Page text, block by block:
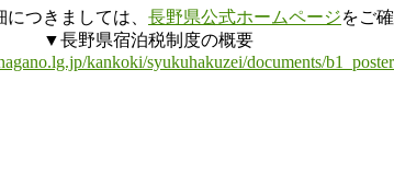
つきましては、 長野県公式ホームページをご
▼長野県宿泊税制度の概要
kankoki/syukuhakuzei/documents/